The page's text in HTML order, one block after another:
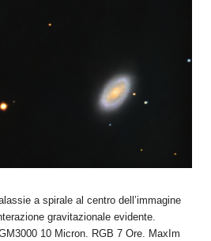
a spirale al centro dell’immagine
gravitazionale evidente.
10 Micron. RGB 7 Ore. MaxIm